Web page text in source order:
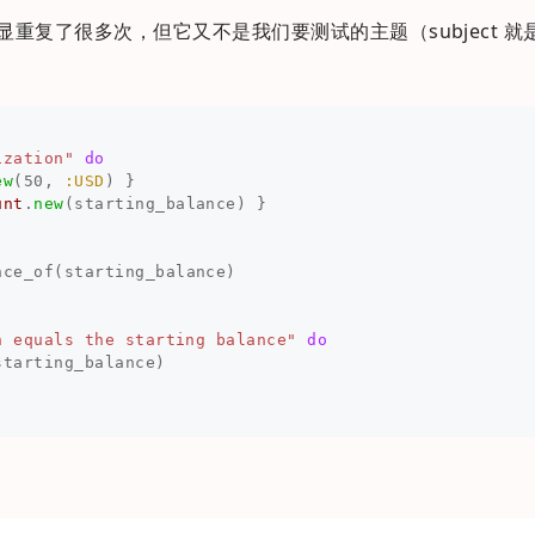
重复了很多次，但它又不是我们要测试的主题（subject 就
do
( 50 , :USD )
}
. new ( starting_balance ) }
( starting_balance )
equals the starting balance"
do
)